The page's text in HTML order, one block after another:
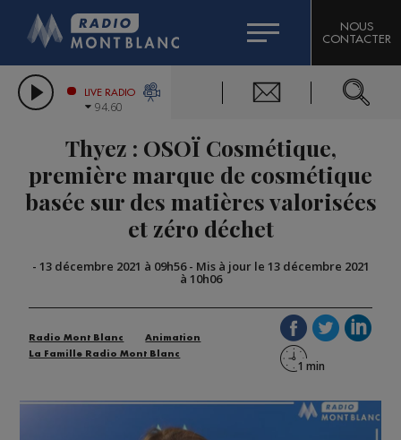
LES CHRONIQUES DE L'EXPERT
CITIZEN MACHINERY
GRAND MASSIF DOMAINES SKIABLES
BIGARD
COMPAGNIE DU MONT-BLANC
NOUS
CONTACTER
LIVE RADIO
94.60
Thyez : OSOÏ Cosmétique,
première marque de cosmétique
basée sur des matières valorisées
et zéro déchet
- 13 décembre 2021 à 09h56- Mis à jour le 13 décembre 2021
à 10h06
Radio Mont Blanc
Animation
La Famille Radio Mont Blanc